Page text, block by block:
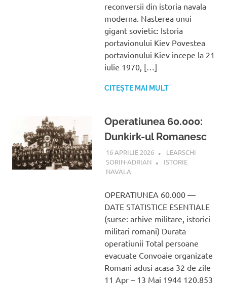
reconversii din istoria navala
moderna. Nasterea unui
gigant sovietic: Istoria
portavionului Kiev Povestea
portavionului Kiev incepe la 21
iulie 1970, […]
CITEȘTE MAI MULT
Operatiunea 60.000:
Dunkirk-ul Romanesc
16 APRILIE 2026
LEARSCHI
SORIN-ADRIAN
ISTORIE
NAVALA
OPERATIUNEA 60.000 —
DATE STATISTICE ESENTIALE
(surse: arhive militare, istorici
militari romani) Durata
operatiunii Total persoane
evacuate Convoaie organizate
Romani adusi acasa 32 de zile
11 Apr – 13 Mai 1944 120.853